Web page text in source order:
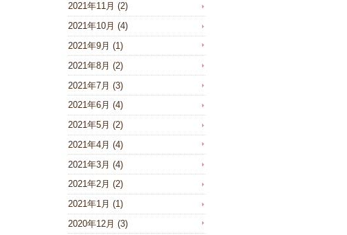
2021年11月 (2)
2021年10月 (4)
2021年9月 (1)
2021年8月 (2)
2021年7月 (3)
2021年6月 (4)
2021年5月 (2)
2021年4月 (4)
2021年3月 (4)
2021年2月 (2)
2021年1月 (1)
2020年12月 (3)